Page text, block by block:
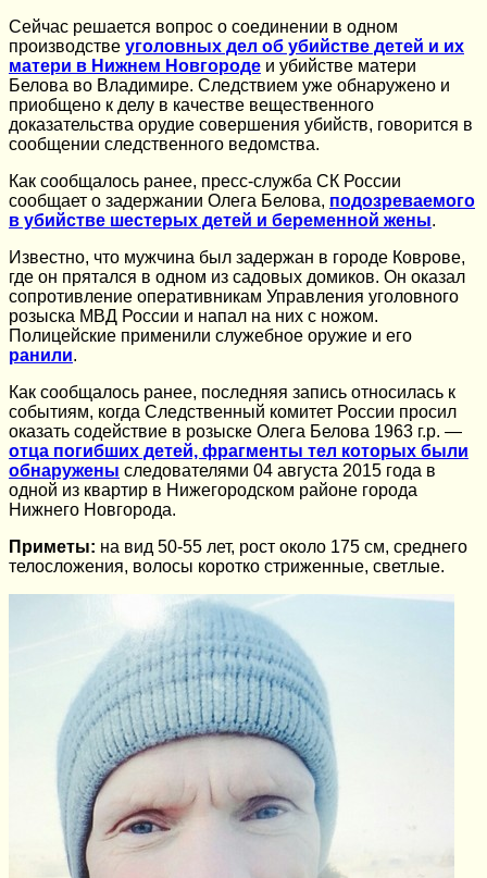
Сейчас решается вопрос о соединении в одном
производстве уголовных дел об убийстве детей и их
матери в Нижнем Новгороде и убийстве матери
Белова во Владимире. Следствием уже обнаружено и
приобщено к делу в качестве вещественного
доказательства орудие совершения убийств, говорится в
сообщении следственного ведомства.
Как сообщалось ранее, пресс-служба СК России
сообщает о задержании Олега Белова, подозреваемого
в убийстве шестерых детей и беременной жены.
Известно, что мужчина был задержан в городе Коврове,
где он прятался в одном из садовых домиков. Он оказал
сопротивление оперативникам Управления уголовного
розыска МВД России и напал на них с ножом.
Полицейские применили служебное оружие и его
ранили.
Как сообщалось ранее, последняя запись относилась к
событиям, когда Следственный комитет России просил
оказать содействие в розыске Олега Белова 1963 г.р. —
отца погибших детей, фрагменты тел которых были
обнаружены следователями 04 августа 2015 года в
одной из квартир в Нижегородском районе города
Нижнего Новгорода.
Приметы: на вид 50-55 лет, рост около 175 см, среднего
телосложения, волосы коротко стриженные, светлые.